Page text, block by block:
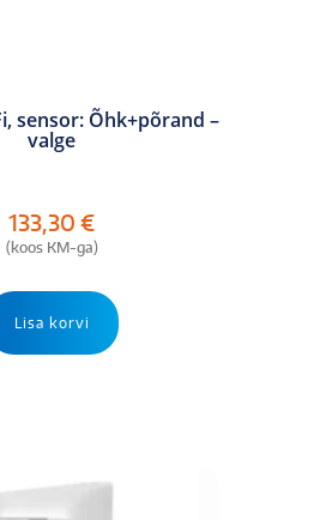
sensor: Õhk+põrand –
valge
133,30 €
(koos KM-ga)
Lisa korvi